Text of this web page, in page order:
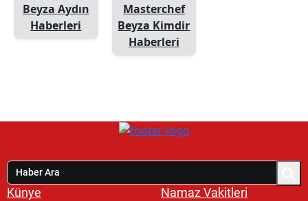
Beyza Aydın
Haberleri
Masterchef
Beyza Kimdir
Haberleri
Künye
Namaz Vakitleri